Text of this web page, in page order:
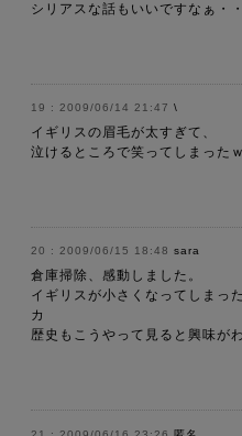
シリアスな話もいいですなぁ・・
2009/06/14 21:47 \
イギリスの眉毛が太すぎて、
泣けるところで笑ってしまった
2009/06/15 18:48 sara
倉庫掃除、感動しました。
イギリスが小さくなってしまっ
カ
歴史もこうやって見ると興味が